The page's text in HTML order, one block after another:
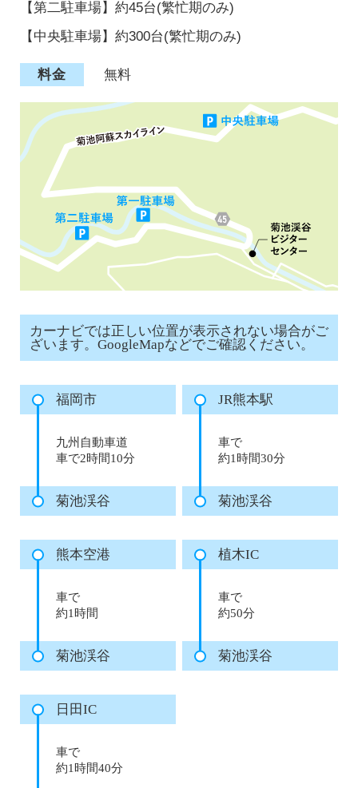
【第二駐車場】約45台(繁忙期のみ)
【中央駐車場】約300台(繁忙期のみ)
料金 無料
カーナビでは正しい位置が表示されない場合がご
ざいます。GoogleMapなどでご確認ください。
福岡市
九州自動車道
車で2時間10分
菊池渓谷
JR熊本駅
車で
約1時間30分
菊池渓谷
熊本空港
車で
約1時間
菊池渓谷
植木IC
車で
約50分
菊池渓谷
日田IC
車で
約1時間40分